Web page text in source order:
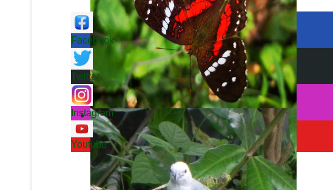
Facebook
Twitter
Instagram
Youtube